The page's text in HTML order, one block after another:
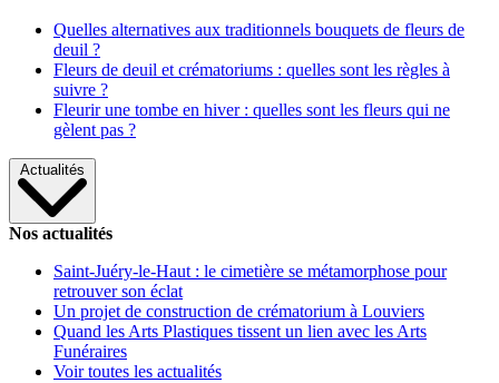
Quelles alternatives aux traditionnels bouquets de fleurs de
deuil ?
Fleurs de deuil et crématoriums : quelles sont les règles à
suivre ?
Fleurir une tombe en hiver : quelles sont les fleurs qui ne
gèlent pas ?
Actualités
Nos actualités
Saint-Juéry-le-Haut : le cimetière se métamorphose pour
retrouver son éclat
Un projet de construction de crématorium à Louviers
Quand les Arts Plastiques tissent un lien avec les Arts
Funéraires
Voir toutes les actualités